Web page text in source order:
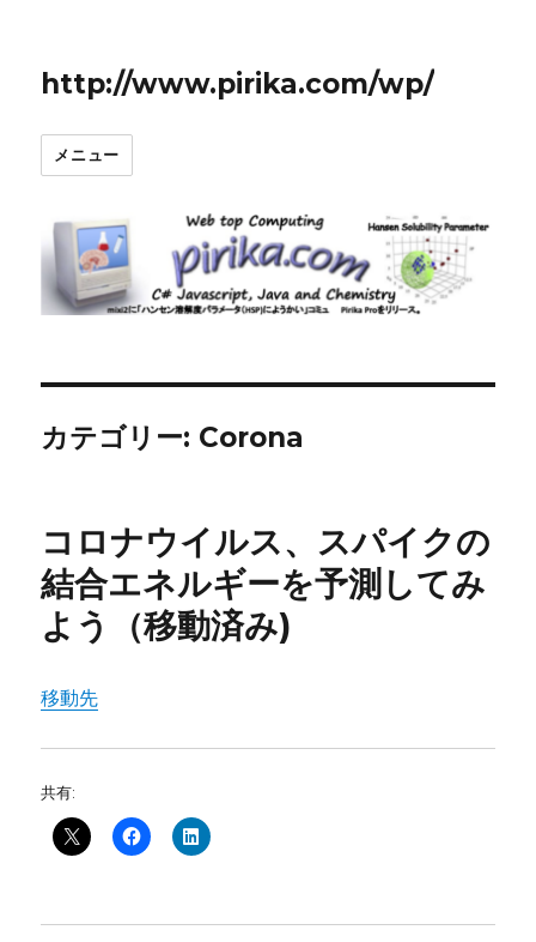
http://www.pirika.com/wp/
メニュー
カテゴリー: Corona
コロナウイルス、スパイクの
結合エネルギーを予測してみ
よう（移動済み)
移動先
共有: